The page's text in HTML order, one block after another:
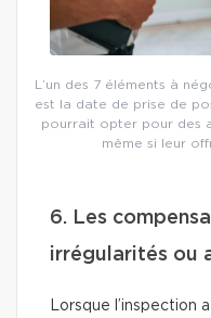
L’un des 7 éléments à
est la date de prise de
pourrait opter pour des
même si leur
6. Les
irrégularités ou
Lorsque l’inspection